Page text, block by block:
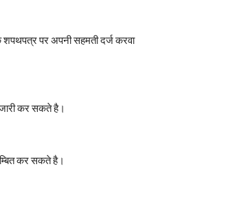
पर अपनी सहमती दर्ज करवा
कर सकते है।
कर सकते है।